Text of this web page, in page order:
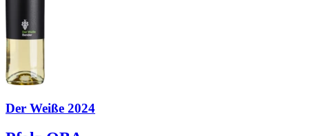
Der Weiße 2024